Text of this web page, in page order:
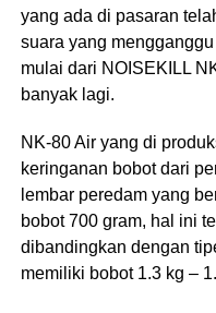
yang ada di pasaran
suara yang
mulai dari NOISEKILL
banyak lagi.
NK-80 Air yang di
keringanan bobot dari
lembar peredam yang
bobot 700 gram, hal ini
dibandingkan dengan
memiliki bobot 1.3 kg –